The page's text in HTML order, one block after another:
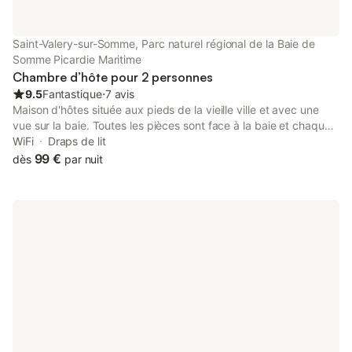
Saint-Valery-sur-Somme, Parc naturel régional de la Baie de
Somme Picardie Maritime
Chambre d’hôte pour 2 personnes
9.5Fantastique⋅7 avis
Maison d'hôtes située aux pieds de la vieille ville et avec une
vue sur la baie. Toutes les pièces sont face à la baie et chaque
chambre dispose d'un lit 160x200 et est équipée d'une salle
d'eau et de WC privés.
WiFi
Draps de lit
dès 99 € par nuit